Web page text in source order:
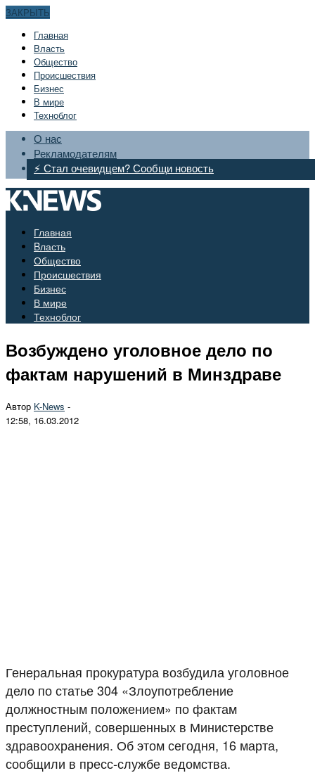
ЗАКРЫТЬ
Главная
Bласть
Общество
Происшествия
Бизнес
В мире
Техноблог
О нас
Рекламодателям
⚡ Стал очевидцем? Сообщи новость
Главная
Bласть
Общество
Происшествия
Бизнес
В мире
Техноблог
Возбуждено уголовное дело по
фактам нарушений в Минздраве
Автор K-News -
12:58, 16.03.2012
Генеральная прокуратура возбудила уголовное
дело по статье 304 «Злоупотребление
должностным положением» по фактам
преступлений, совершенных в Министерстве
здравоохранения. Об этом сегодня, 16 марта,
сообщили в пресс-службе ведомства.